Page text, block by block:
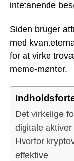
intetanende
Siden bruger
med
for at virke
meme-mønter.
Det virkelige
digitale aktiver
Hvorfor
effektive